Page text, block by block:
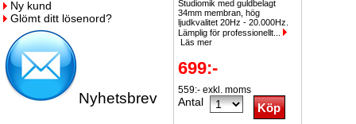
Ny kund
Glömt ditt lösenord?
Nyhetsbrev
Studiomik med guldbelagt
34mm membran, hög
ljudkvalitet 20Hz - 20.000Hz.
Lämplig för professionellt...
Läs mer
699:-
559:- exkl. moms
Antal